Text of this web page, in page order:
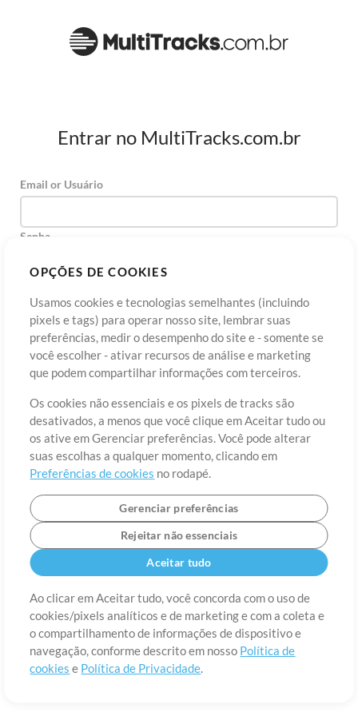
OPÇÕES DE COOKIES
Usamos cookies e tecnologias semelhantes (incluindo
pixels e tags) para operar nosso site, lembrar suas
preferências, medir o desempenho do site e - somente se
você escolher - ativar recursos de análise e marketing
que podem compartilhar informações com terceiros.
Os cookies não essenciais e os pixels de tracks são
desativados, a menos que você clique em Aceitar tudo ou
os ative em Gerenciar preferências. Você pode alterar
suas escolhas a qualquer momento, clicando em
Preferências de cookies no rodapé.
Gerenciar preferências
Rejeitar não essenciais
Aceitar tudo
Ao clicar em Aceitar tudo, você concorda com o uso de
cookies/pixels analíticos e de marketing e com a coleta e
o compartilhamento de informações de dispositivo e
navegação, conforme descrito em nosso Política de
cookies e Política de Privacidade.
Entrar no MultiTracks.com.br
Email or Usuário
Senha
Cadastre-seEsqueceu sua senha?
Termos de Uso Política de Privacidade
Preferências de
Contato
©2006-2026 por MultiTracks LLC. Todos os Direitos Reservados.